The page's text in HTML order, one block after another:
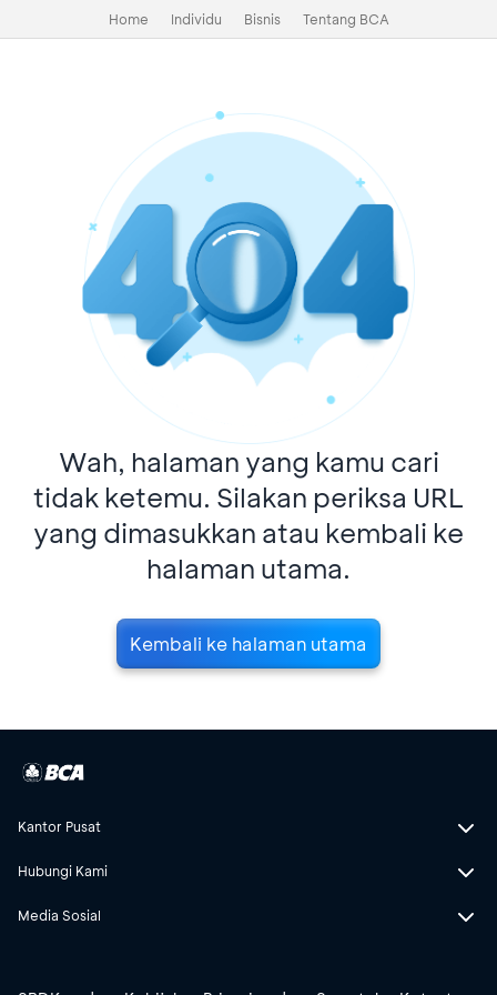
Home Individu Bisnis Tentang BCA
Wah, halaman yang kamu cari
tidak ketemu. Silakan periksa URL
yang dimasukkan atau kembali ke
halaman utama.
Kembali ke halaman utama
Kantor Pusat
Hubungi Kami
Media Sosial